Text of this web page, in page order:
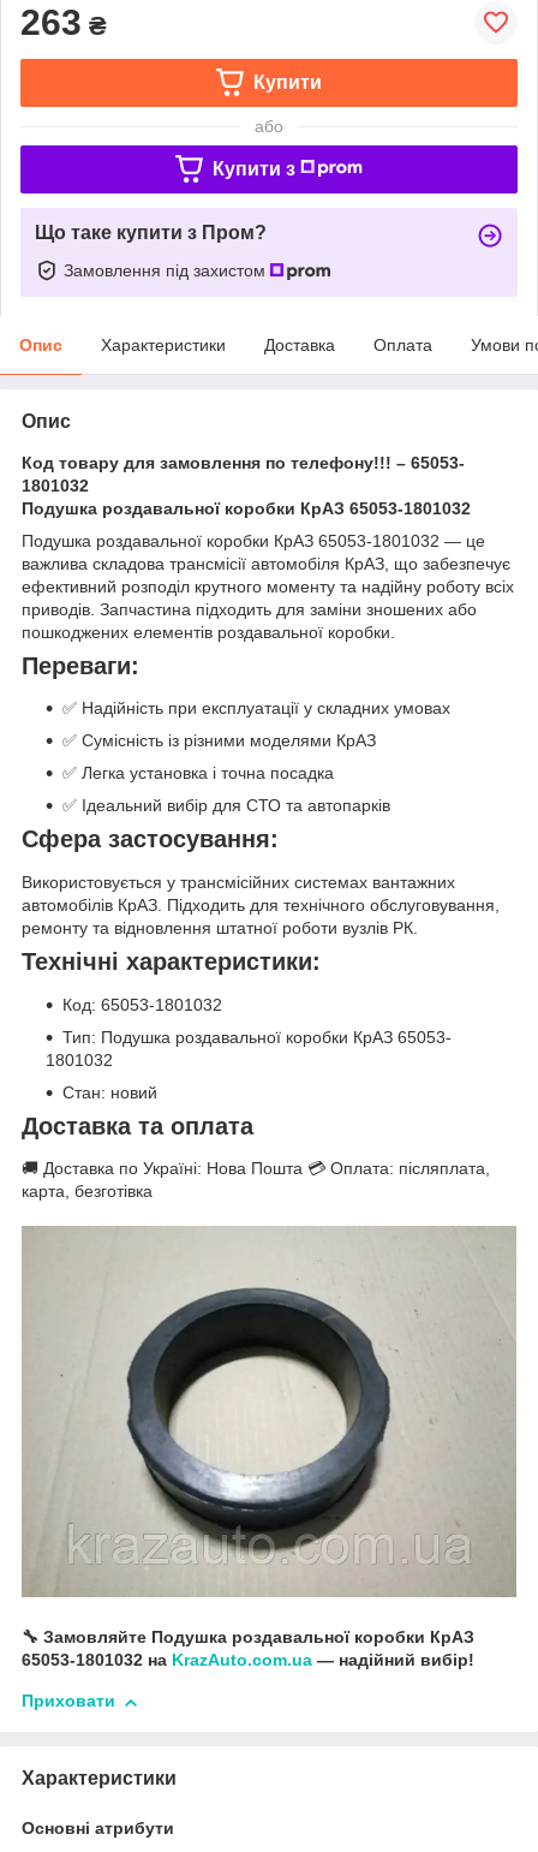
263 ₴
Купити
або
Купити з
Що таке купити з Пром?
Замовлення під захистом
Опис Характеристики Доставка Оплата Умови
Опис
Код товару для замовлення по телефону!!! – 65053-
1801032
Подушка роздавальної коробки КрАЗ 65053-1801032
Подушка роздавальної коробки КрАЗ 65053-1801032 — це
важлива складова трансмісії автомобіля КрАЗ, що забезпечує
ефективний розподіл крутного моменту та надійну роботу всіх
приводів. Запчастина підходить для заміни зношених або
пошкоджених елементів роздавальної коробки.
Переваги:
✅ Надійність при експлуатації у складних умовах
✅ Сумісність із різними моделями КрАЗ
✅ Легка установка і точна посадка
✅ Ідеальний вибір для СТО та автопарків
Сфера застосування:
Використовується у трансмісійних системах вантажних
автомобілів КрАЗ. Підходить для технічного обслуговування,
ремонту та відновлення штатної роботи вузлів РК.
Технічні характеристики:
Код: 65053-1801032
Тип: Подушка роздавальної коробки КрАЗ 65053-
1801032
Стан: новий
Доставка та оплата
🚚 Доставка по Україні: Нова Пошта 💳 Оплата: післяплата,
карта, безготівка
🔧 Замовляйте Подушка роздавальної коробки КрАЗ
65053-1801032 на KrazAuto.com.ua — надійний вибір!
Приховати
Характеристики
Основні атрибути